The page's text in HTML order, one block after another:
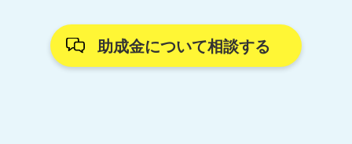
助成金について相談する